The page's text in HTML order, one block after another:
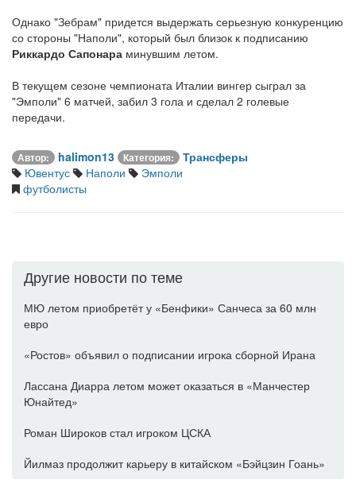
Однако "Зебрам" придется выдержать серьезную конкуренцию
со стороны "Наполи", который был близок к подписанию
Риккардо Сапонара минувшим летом.
В текущем сезоне чемпионата Италии вингер сыграл за
"Эмполи" 6 матчей, забил 3 гола и сделал 2 голевые
передачи.
Автор: halimon13 Категория:
Трансферы
Ювентус
Наполи
Эмполи
футболисты
Другие новости по теме
МЮ летом приобретёт у «Бенфики» Санчеса за 60 млн
евро
«Ростов» объявил о подписании игрока сборной Ирана
Лассана Диарра летом может оказаться в «Манчестер
Юнайтед»
Роман Широков стал игроком ЦСКА
Йилмаз продолжит карьеру в китайском «Бэйцзин Гоань»